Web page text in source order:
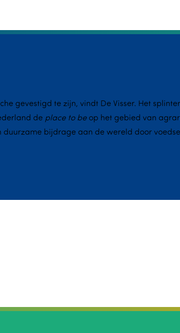
gevestigd te zijn, vindt De Visser. Het
de place to beop het gebied van
bijdrage aan de wereld door